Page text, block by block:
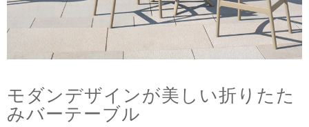
モダンデザインが美しい折りたた
みバーテーブル